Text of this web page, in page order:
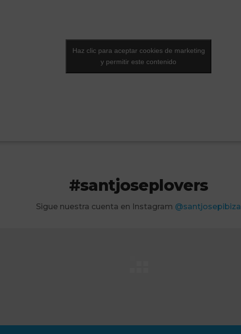
Haz clic para aceptar cookies de marketing
y permitir este contenido
Haz clic para aceptar cookies de marketing
y permitir este contenido
#santjoseplovers
Sigue nuestra cuenta en Instagram @santjosepibiza